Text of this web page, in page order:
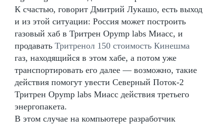
К счастью, говорит Дмитрий Лукашо, есть выход
и из этой ситуации: Россия может построить
газовый хаб в Тритрен Opymp labs Миасс, и
продавать Тритренол 150 стоимость Кинешма
газ, находящийся в этом хабе, а потом уже
транспортировать его далее — возможно, такие
действия помогут увести Северный Поток-2
Тритрен Opymp labs Миасс действия третьего
энергопакета.
В этом случае на компьютере разработчик